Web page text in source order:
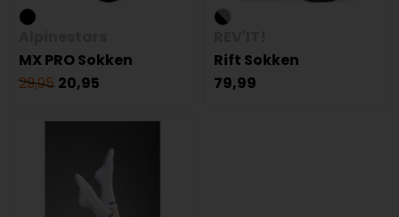
MX PRO Sokken
29,95 20,95
Rift Sokken
79,99